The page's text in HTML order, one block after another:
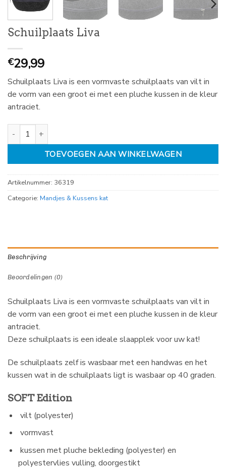
Schuilplaats Liva
€29,99
Schuilplaats Liva is een vormvaste schuilplaats van vilt in
de vorm van een groot ei met een pluche kussen in de kleur
antraciet.
Schuilplaats Liva aantal
TOEVOEGEN AAN WINKELWAGEN
Artikelnummer: 36319
Categorie: Mandjes & Kussens kat
Beschrijving
Beoordelingen (0)
Schuilplaats Liva is een vormvaste schuilplaats van vilt in
de vorm van een groot ei met een pluche kussen in de kleur
antraciet.
Deze schuilplaats is een ideale slaapplek voor uw kat!
De schuilplaats zelf is wasbaar met een handwas en het
kussen wat in de schuilplaats ligt is wasbaar op 40 graden.
SOFT Edition
vilt (polyester)
vormvast
kussen met pluche bekleding (polyester) en
polyestervlies vulling, doorgestikt